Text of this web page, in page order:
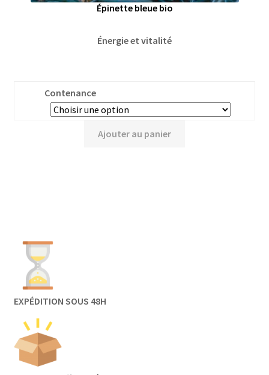
Épinette bleue bio
Énergie et vitalité
Contenance
Ajouter au panier
EXPÉDITION SOUS 48H